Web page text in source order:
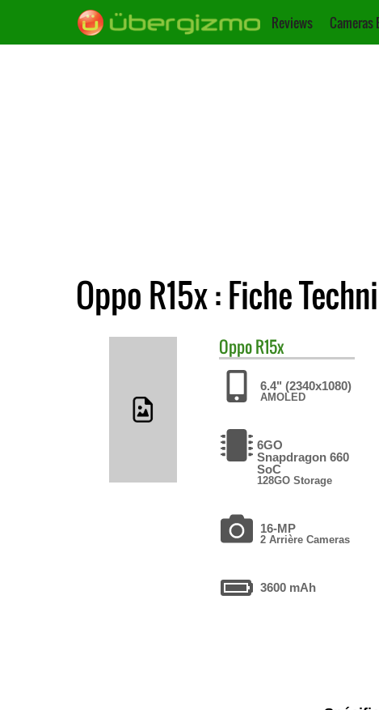
Reviews Cameras
Oppo R15x : Fiche
OppoR15x
6.4" (2340x1080)
AMOLED
6GO
Snapdragon 660
SoC
128GO Storage
16-MP
2 Arrière Cameras
3600 mAh